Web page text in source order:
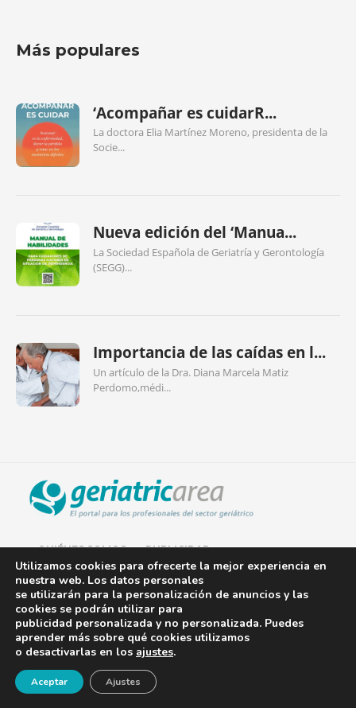
Más populares
‘Acompañar es cuidarR...
La doctora Elia Martínez Moreno, presidenta de la
Socie...
Nueva edición del ‘Manua...
La Sociedad Española de Geriatría y Gerontología
(SEGG)...
Importancia de las caídas en l...
Un artículo de la Dra. Diana Marcela Matiz
Perdomo,médi...
QUIÉNES SOMOS PUBLICIDAD
AVISO LEGAL
POLÍTICA DE COOKIES
POLÍTICA DE PRIVACIDAD
CONTACTO¡Newsletter!
Utilizamos cookies para ofrecerte la mejor experiencia en
nuestra web. Los datos personales
se utilizarán para la personalización de anuncios y las
cookies se podrán utilizar para
publicidad personalizada y no personalizada. Puedes
aprender más sobre qué cookies utilizamos
o desactivarlas en los ajustes.
Aceptar Ajustes